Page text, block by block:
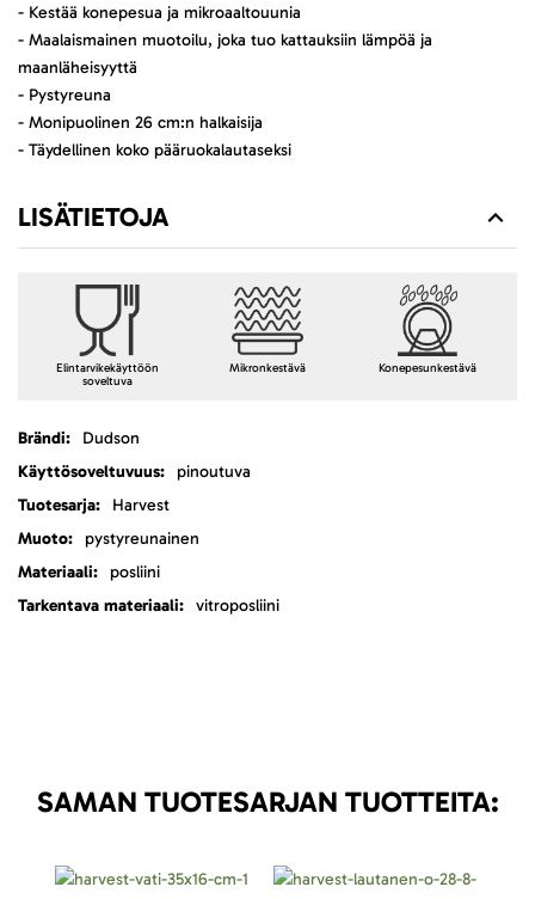
- Kestää konepesua ja mikroaaltouunia
- Maalaismainen muotoilu, joka tuo kattauksiin lämpöä ja
maanläheisyyttä
- Pystyreuna
- Monipuolinen 26 cm:n halkaisija
- Täydellinen koko pääruokalautaseksi
LISÄTIETOJA
Elintarvikekäyttöön
soveltuva
Mikronkestävä Konepesunkestävä
LisätietojaDudson
pinoutuva
Harvest
pystyreunainen
posliini
vitroposliini
SAMAN TUOTESARJAN TUOTTEITA: